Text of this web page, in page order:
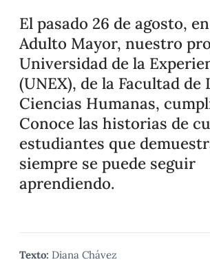
El pasado 26 de agosto,
Adulto Mayor, nuestro
Universidad de la
(UNEX), de la Facultad de
Ciencias Humanas,
Conoce las historias de
estudiantes que
siempre se puede seguir
aprendiendo.
Texto: Diana Chávez